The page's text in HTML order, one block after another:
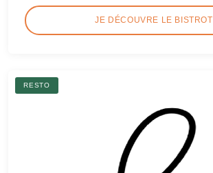
JE DÉCOUVRE LE BISTROT
RESTO